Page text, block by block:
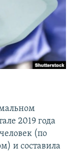
2019 года
(по
и составила